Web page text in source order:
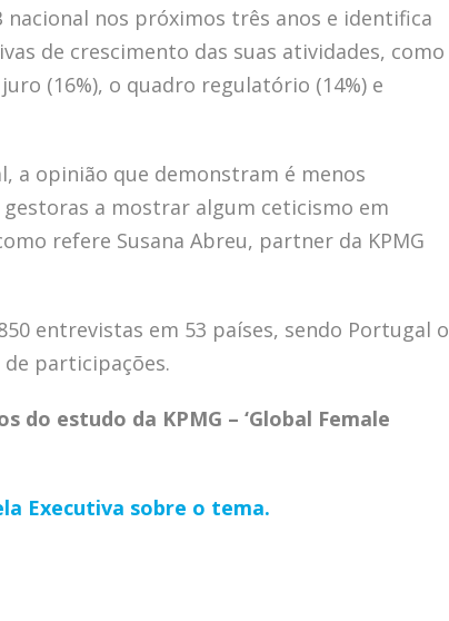
nos próximos três anos e identifica
de crescimento das suas atividades, como
(16%), o quadro regulatório (14%) e
a opinião que demonstram é menos
gestoras a mostrar algum ceticismo em
refere Susana Abreu, partner da KPMG
entrevistas em 53 países, sendo Portugal o
participações.
do estudo da KPMG – ‘Global Female
Executiva sobre o tema.